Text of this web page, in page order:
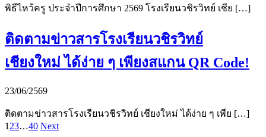
พิธีไหว้ครู ประจำปีการศึกษา 2569 โรงเรียนวชิรวิทย์ เชีย […]
ติดตามข่าวสารโรงเรียนวชิรวิทย์
เชียงใหม่ ได้ง่าย ๆ เพียงสแกน QR Code!
23/06/2569
ติดตามข่าวสารโรงเรียนวชิรวิทย์ เชียงใหม่ ได้ง่าย ๆ เพีย […]
1 23…40 Next